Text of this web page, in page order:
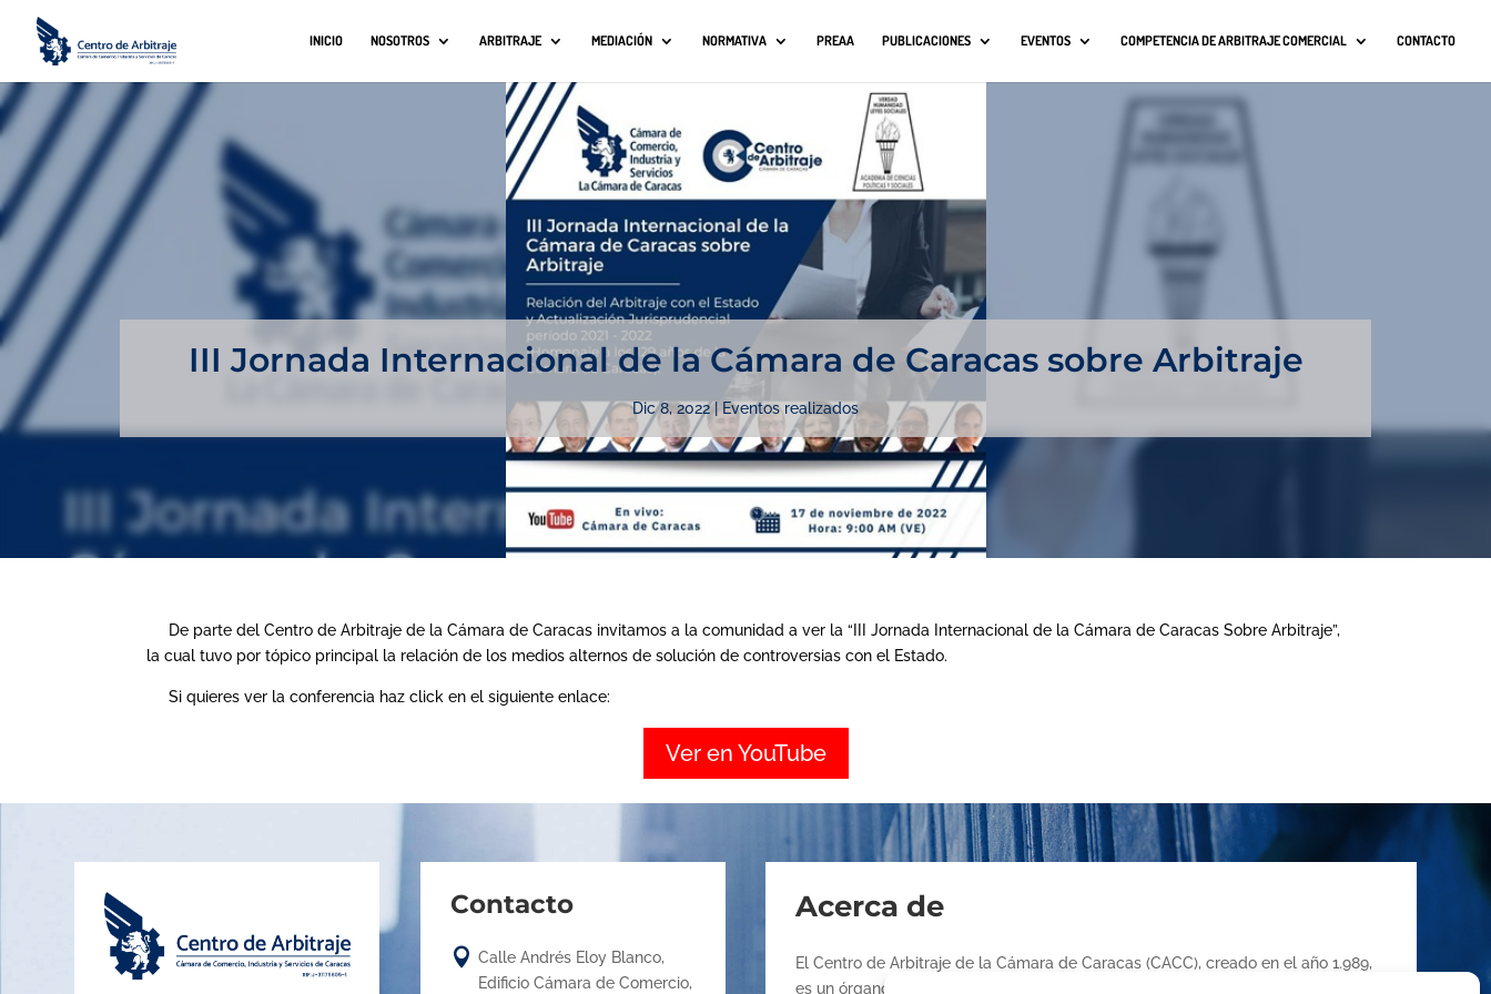
INICIO NOSOTROS ARBITRAJE MEDIACIÓN NORMATIVA PREAA PUBLICACIONES EVENTOS COMPETENCIA DE ARBITRAJE COMERCIAL CONTACTO
III Jornada Internacional de la Cámara de Caracas sobre Arbitraje
Dic 8, 2022|Eventos realizados
De parte del Centro de Arbitraje de la Cámara de Caracas invitamos a la comunidad a ver la “III Jornada Internacional de la Cámara de Caracas Sobre Arbitraje”,
la cual tuvo por tópico principal la relación de los medios alternos de solución de controversias con el Estado.
Si quieres ver la conferencia haz click en el siguiente enlace:
Ver en YouTube
Contacto
 Calle Andrés Eloy Blanco,
Edificio Cámara de Comercio,
Acerca de
El Centro de Arbitraje de la Cámara de Caracas (CACC), creado en el año 1.989,
es un órgano de la Cámara de Comercio, Industria y Servicios de Caracas,